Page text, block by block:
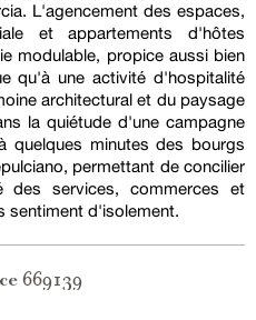
L'agencement des espaces,
et appartements d'hôtes
modulable, propice aussi bien
qu'à une activité d'hospitalité
architectural et du paysage
la quiétude d'une campagne
quelques minutes des bourgs
permettant de concilier
des services, commerces et
sentiment d'isolement.
669139